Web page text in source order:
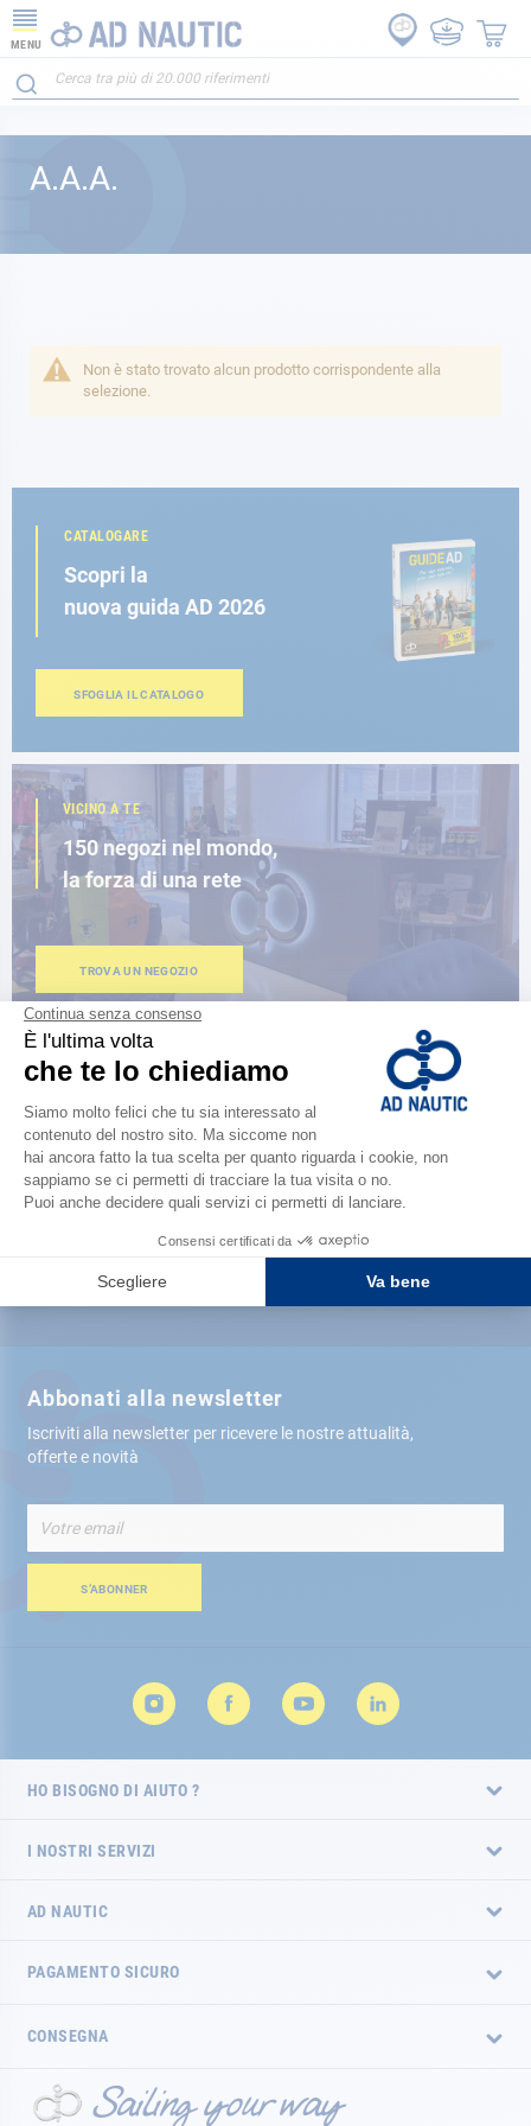
MENU
A.A.A.
Non è stato trovato alcun prodotto corrispondente alla
selezione.
CATALOGARE
Scopri la
nuova guida AD 2026
SFOGLIA IL CATALOGO
VICINO A TE
150 negozi nel mondo,
la forza di una rete
TROVA UN NEGOZIO
Consegna gratisin negozio
Pagamento sicuro
Abbonati alla newsletter
Iscriviti alla newsletter per ricevere le nostre attualità,
offerte e novità
alla
nostra
Newsletter:S’ABONNER
HO BISOGNO DI AIUTO ?
I NOSTRI SERVIZI
AD NAUTIC
PAGAMENTO SICURO
CONSEGNA